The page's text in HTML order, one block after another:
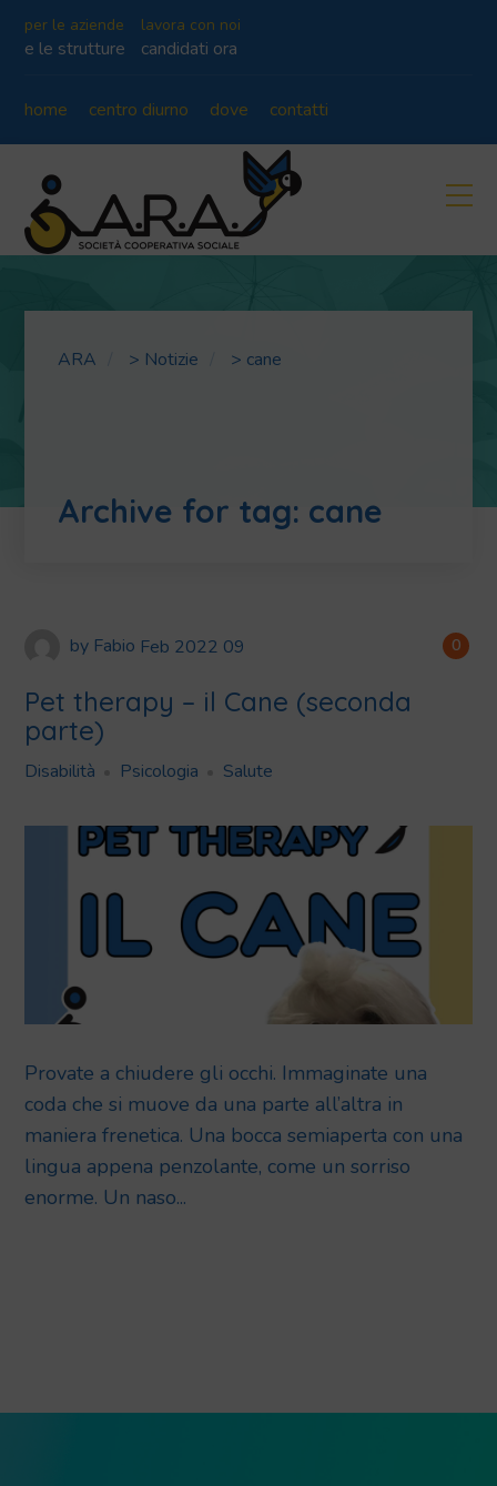
per le aziende
e le strutture
lavora con noi
candidati ora
home centro diurno dove contatti
ARA > Notizie > cane
Archive for tag: cane
0
by Fabio Feb 2022 09
Pet therapy – il Cane (seconda
parte)
Disabilità Psicologia Salute
Provate a chiudere gli occhi. Immaginate una
coda che si muove da una parte all’altra in
maniera frenetica. Una bocca semiaperta con una
lingua appena penzolante, come un sorriso
enorme. Un naso...